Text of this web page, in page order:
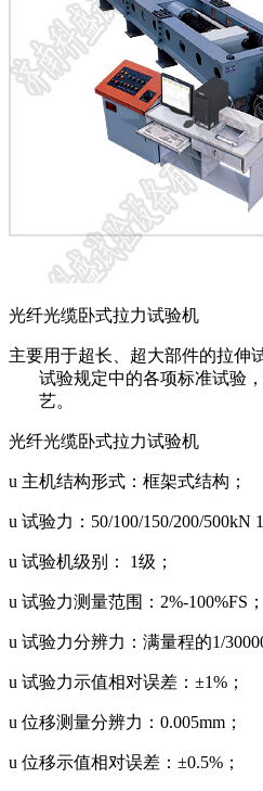
光纤光缆卧式拉力试验机
主要用于超长、超大部件的拉伸
试验规定中的各项标准试验
艺。
光纤光缆卧式拉力试验机
u 主机结构形式：框架式结构；
u 试验力：50/100/150/200/500kN
u 试验机级别： 1级；
u 试验力测量范围：2%-100%FS；
u 试验力分辨力：满量程的1/
u 试验力示值相对误差：±1%；
u 位移测量分辨力：0.005mm；
u 位移示值相对误差：±0.5%；